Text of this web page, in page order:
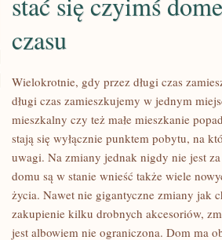
MOMENTU
ZALANIA
FUNDAMENTÓW
CHWILI,
KIEDY
OBIEKT
czasu
Wielokrotnie, gdy przez długi czas
długi czas zamieszkujemy w jednym
mieszkalny czy też małe mieszkanie
stają się wyłącznie punktem pobytu, na
uwagi. Na zmiany jednak nigdy nie jest
domu są w stanie wnieść także wiele
życia. Nawet nie gigantyczne zmiany jak
zakupienie kilku drobnych akcesoriów,
jest albowiem nie ograniczona. Dom ma